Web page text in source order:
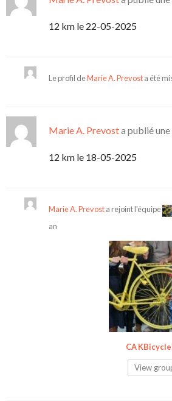
12 km le 22-05-2025
Le profil deMarie A. Prevosta été
Marie A. Prevosta publié
12 km le 18-05-2025
Marie A. Prevosta rejoint l'équipe
an
CA
View